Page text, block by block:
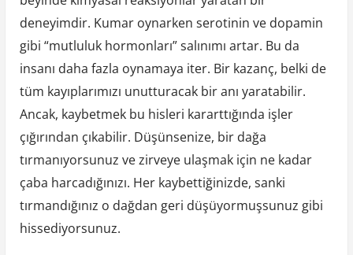
deneyimdir. Kumar oynarken serotinin ve dopamin
gibi “mutluluk hormonları” salınımı artar. Bu da
insanı daha fazla oynamaya iter. Bir kazanç, belki de
tüm kayıplarımızı unutturacak bir anı yaratabilir.
Ancak, kaybetmek bu hisleri kararttığında işler
çığırından çıkabilir. Düşünsenize, bir dağa
tırmanıyorsunuz ve zirveye ulaşmak için ne kadar
çaba harcadığınızı. Her kaybettiğinizde, sanki
tırmandığınız o dağdan geri düşüyormuşsunuz gibi
hissediyorsunuz.